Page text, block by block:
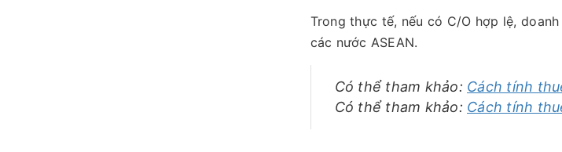
Trong thực tế, nếu có C/O hợp lệ,
các nước ASEAN.
Có thể tham khảo: Cách tính
Có thể tham khảo: Cách tính